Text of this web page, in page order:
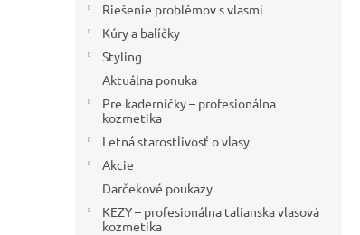
Riešenie problémov s vlasmi
Kúry a balíčky
Styling
Aktuálna ponuka
Pre kaderníčky – profesionálna
kozmetika
Letná starostlivosť o vlasy
Akcie
Darčekové poukazy
KEZY – profesionálna talianska vlasová
kozmetika